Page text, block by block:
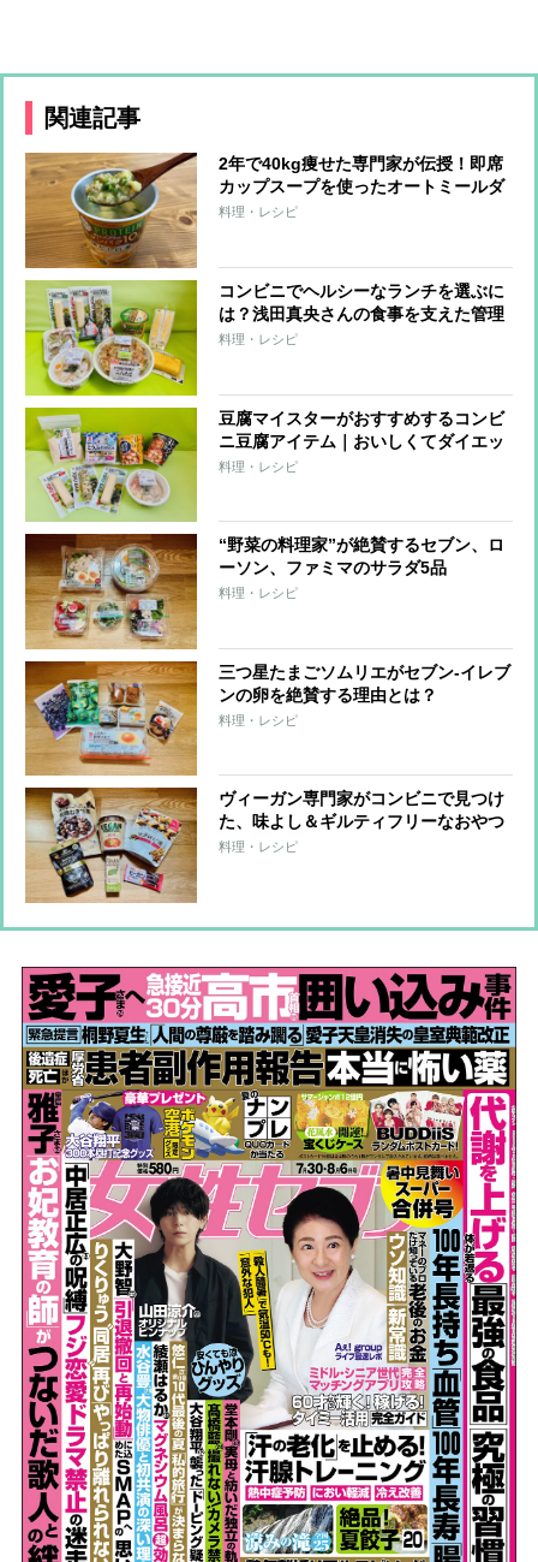
関連記事
2年で40kg痩せた専門家が伝授！即席
カップスープを使ったオートミールダ
イエット
料理・レシピ
コンビニでヘルシーなランチを選ぶに
は？浅田真央さんの食事を支えた管理
栄養士がすすめる「たんぱく質強化」
料理・レシピ
豆腐マイスターがおすすめするコンビ
ニ豆腐アイテム｜おいしくてダイエッ
トに役立つ8品
料理・レシピ
“野菜の料理家”が絶賛するセブン、ロ
ーソン、ファミマのサラダ5品
料理・レシピ
三つ星たまごソムリエがセブン-イレブ
ンの卵を絶賛する理由とは？
料理・レシピ
ヴィーガン専門家がコンビニで見つけ
た、味よし＆ギルティフリーなおやつ
6品
料理・レシピ